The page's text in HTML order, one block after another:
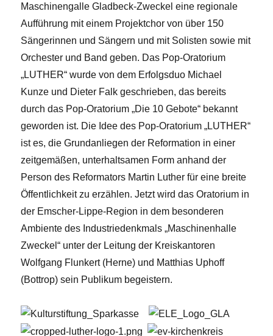
Maschinengalle Gladbeck-Zweckel eine regionale
Aufführung mit einem Projektchor von über 150
Sängerinnen und Sängern und mit Solisten sowie mit
Orchester und Band geben. Das Pop-Oratorium
„LUTHER“ wurde von dem Erfolgsduo Michael
Kunze und Dieter Falk geschrieben, das bereits
durch das Pop-Oratorium „Die 10 Gebote“ bekannt
geworden ist. Die Idee des Pop-Oratorium „LUTHER“
ist es, die Grundanliegen der Reformation in einer
zeitgemäßen, unterhaltsamen Form anhand der
Person des Reformators Martin Luther für eine breite
Öffentlichkeit zu erzählen. Jetzt wird das Oratorium in
der Emscher-Lippe-Region in dem besonderen
Ambiente des Industriedenkmals „Maschinenhalle
Zweckel“ unter der Leitung der Kreiskantoren
Wolfgang Flunkert (Herne) und Matthias Uphoff
(Bottrop) sein Publikum begeistern.